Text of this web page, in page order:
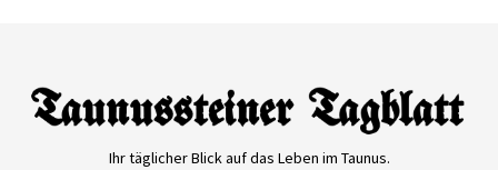
Ihr täglicher Blick auf das Leben im Taunus.